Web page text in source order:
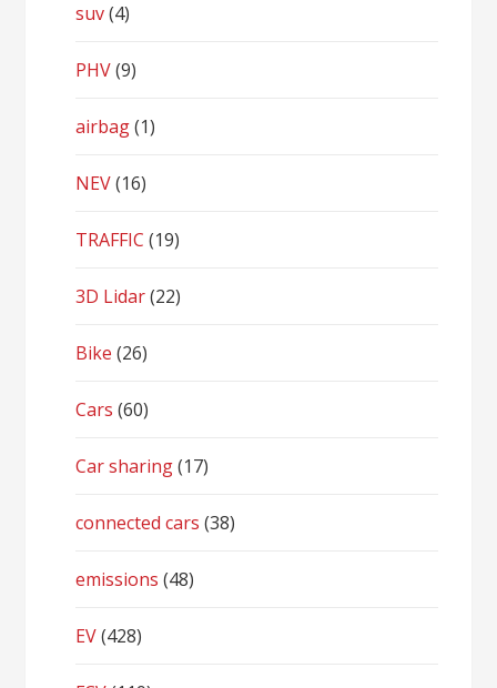
suv(4)
PHV(9)
airbag(1)
NEV(16)
TRAFFIC (19)
3D Lidar(22)
Bike (26)
Cars (60)
Car sharing(17)
connected cars (38)
emissions (48)
EV(428)